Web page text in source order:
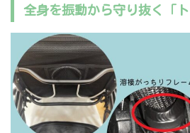
全身を振動から守り抜く「ト